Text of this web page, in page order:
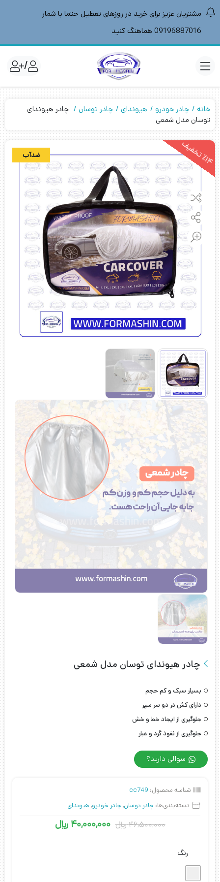
مشتریان عزیز برای خرید در روزهای تعطیل حتما با شمار
09196887016 هماهنگ کنید
/
خانه چادر خودرو هیوندای چادر توسان
چادر هیوندای
توسان مدل شمعی
٪1
4
ت
خ
ف
یف ضدآب
چادر هیوندای توسان مدل شمعی
بسیار سبک و کم حجم
دارای کش در دو سر سپر
جلوگیری از ایجاد خط و خش
جلوگیری از نفوذ گرد و غبار
سوالی دارید؟
شناسه محصول: cc749
دسته‌بندی‌ها: چادر توسان, چادر خودرو, هیوندای
46,500,000﷼ 40,000,000 ﷼
رنگ